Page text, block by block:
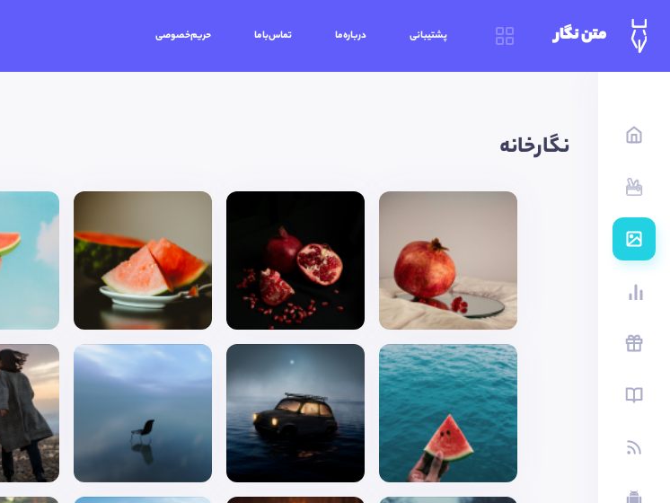
متن نگار پشتیبانی درباره‌ما تماس‌باما حریم‌خصوصی
نگارخانه